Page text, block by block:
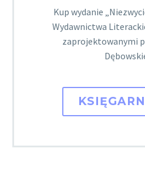
Kup wydanie
Wydawnictwa
zaprojektowanymi